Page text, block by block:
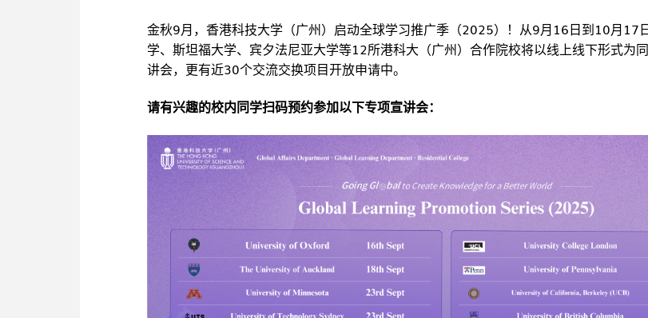
金秋9月，香港科技大学（广州）启动全球学习推广季（2025）！从9月16日到10月17
学、斯坦福大学、宾夕法尼亚大学等12所港科大（广州）合作院校将以线上线下形式为
讲会，更有近30个交流交换项目开放申请中。
请有兴趣的校内同学扫码预约参加以下专项宣讲会：